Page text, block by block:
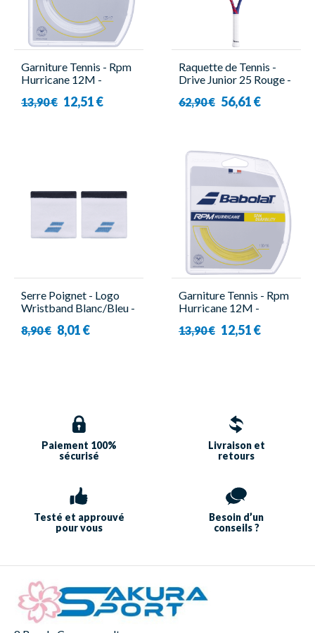
Garniture Tennis - Rpm
Hurricane 12M -
13,90 € 12,51 €
Raquette de Tennis -
Drive Junior 25 Rouge -
62,90 € 56,61 €
Serre Poignet - Logo
Wristband Blanc/Bleu -
8,90 € 8,01 €
Garniture Tennis - Rpm
Hurricane 12M -
13,90 € 12,51 €
Paiement 100%
sécurisé
Livraison et
retours
Testé et approuvé
pour vous
Besoin d’un
conseils ?